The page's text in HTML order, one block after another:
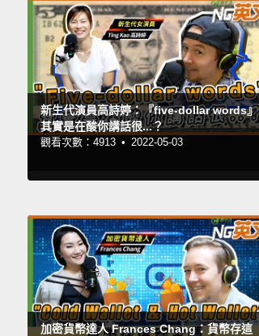
新生代演員高詩婷：『five-dollar words』
其實是在酸你講話很...？
觀看次數：4913 • 2022-05-03
加密貨幣達人 Frances Chang：貨幣存這